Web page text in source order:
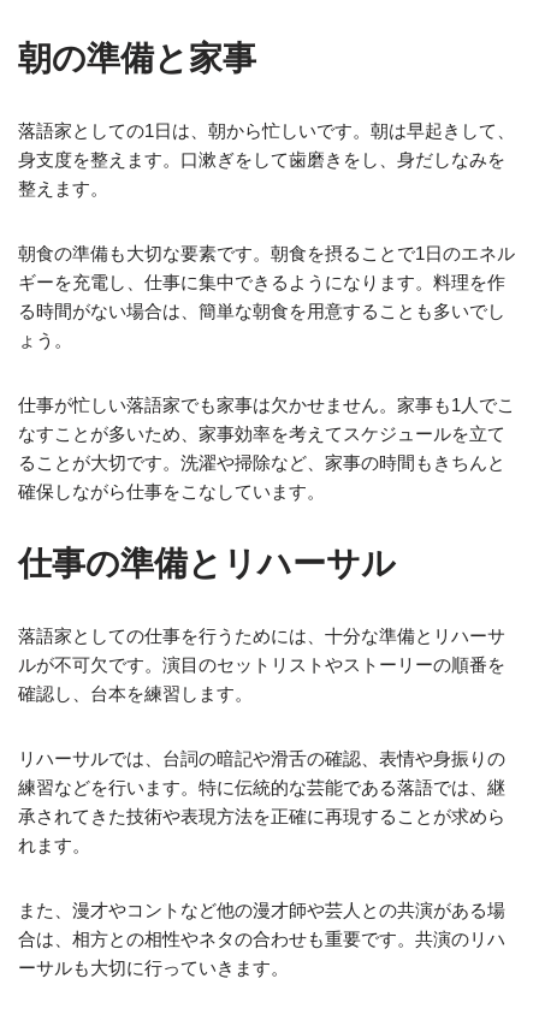
朝の準備と家事
落語家としての1日は、朝から忙しいです。朝は早起きして、
身支度を整えます。口漱ぎをして歯磨きをし、身だしなみを
整えます。
朝食の準備も大切な要素です。朝食を摂ることで1日のエネル
ギーを充電し、仕事に集中できるようになります。料理を作
る時間がない場合は、簡単な朝食を用意することも多いでし
ょう。
仕事が忙しい落語家でも家事は欠かせません。家事も1人でこ
なすことが多いため、家事効率を考えてスケジュールを立て
ることが大切です。洗濯や掃除など、家事の時間もきちんと
確保しながら仕事をこなしています。
仕事の準備とリハーサル
落語家としての仕事を行うためには、十分な準備とリハーサ
ルが不可欠です。演目のセットリストやストーリーの順番を
確認し、台本を練習します。
リハーサルでは、台詞の暗記や滑舌の確認、表情や身振りの
練習などを行います。特に伝統的な芸能である落語では、継
承されてきた技術や表現方法を正確に再現することが求めら
れます。
また、漫才やコントなど他の漫才師や芸人との共演がある場
合は、相方との相性やネタの合わせも重要です。共演のリハ
ーサルも大切に行っていきます。